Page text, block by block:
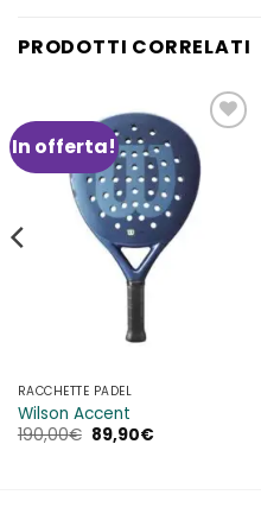
PRODOTTI CORRELATI
In offerta!
Aggiungi
alla lista
dei
desideri
RACCHETTE PADEL
Wilson Accent
190,00€ Il
prezzo
89,90€Il